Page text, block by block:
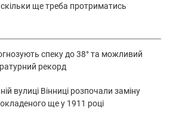
ще треба протриматись
спеку до 38° та можливий
рекорд
вулиці Вінниці розпочали заміну
ще у 1911 році